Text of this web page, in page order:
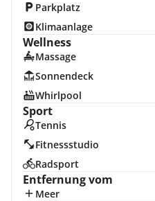
Parkplatz
Klimaanlage
Wellness
Massage
Sonnendeck
Whirlpool
Sport
Tennis
Fitnessstudio
Radsport
Entfernung vom
Meer